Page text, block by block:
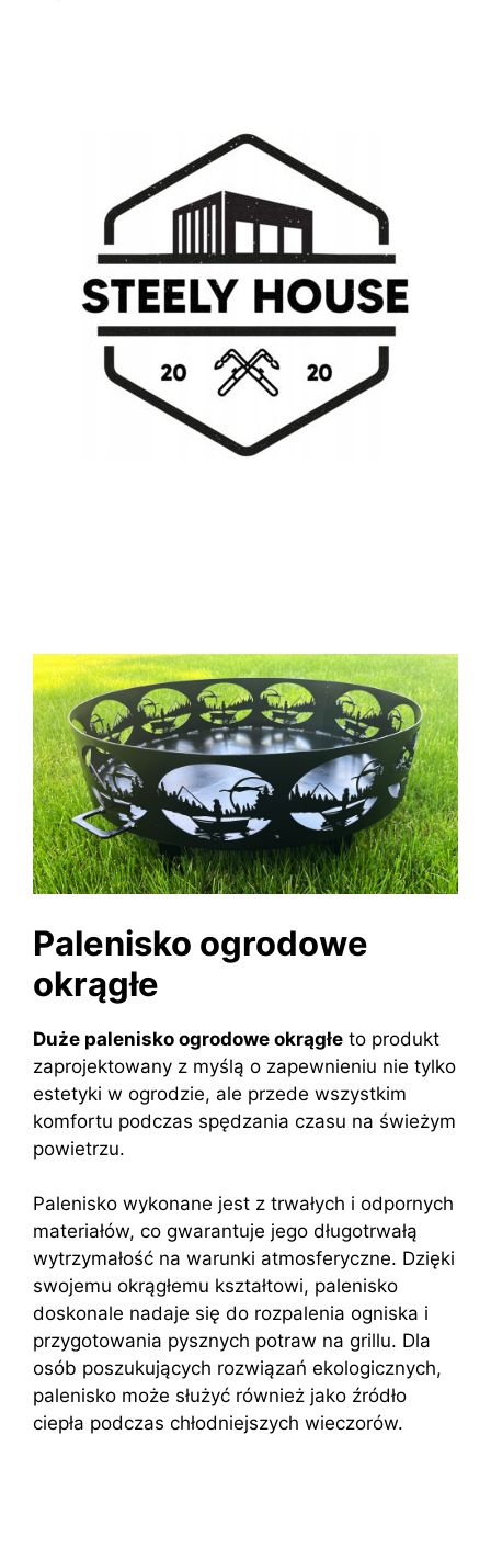
Palenisko ogrodowe
okrągłe
Duże palenisko ogrodowe okrągłe to produkt
zaprojektowany z myślą o zapewnieniu nie tylko
estetyki w ogrodzie, ale przede wszystkim
komfortu podczas spędzania czasu na świeżym
powietrzu.
Palenisko wykonane jest z trwałych i odpornych
materiałów, co gwarantuje jego długotrwałą
wytrzymałość na warunki atmosferyczne. Dzięki
swojemu okrągłemu kształtowi, palenisko
doskonale nadaje się do rozpalenia ogniska i
przygotowania pysznych potraw na grillu. Dla
osób poszukujących rozwiązań ekologicznych,
palenisko może służyć również jako źródło
ciepła podczas chłodniejszych wieczorów.